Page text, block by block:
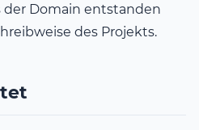
der Domain entstanden
des Projekts.